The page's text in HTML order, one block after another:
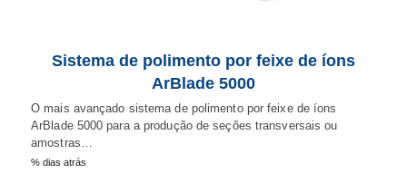
Sistema de polimento por feixe de íons
ArBlade 5000
O mais avançado sistema de polimento por feixe de íons
ArBlade 5000 para a produção de seções transversais ou
amostras…
% dias atrás